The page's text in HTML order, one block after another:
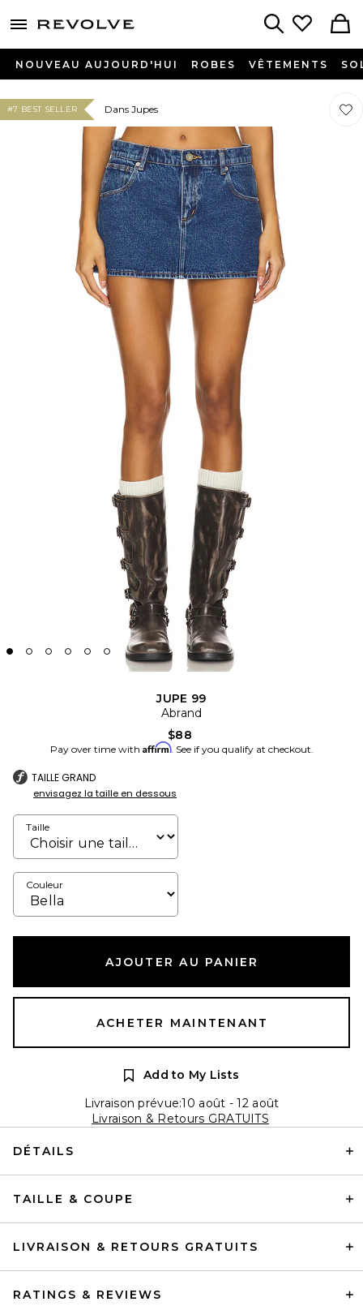
menu - shows more content
NOUVEAU AUJOURD'HUI ROBES VÊTEMENTS
#7 BEST SELLER Dans Jupes
JUPE 99
Abrand
$88
Pay over time with Affirm. See if you qualify at checkout.
TAILLE GRAND
envisagez la taille en dessous
Taille
Couleur
AJOUTER AU PANIER
ACHETER MAINTENANT
Add to My Lists
Livraison prévue:10 août - 12 août
Livraison & Retours GRATUITS
DÉTAILS
TAILLE & COUPE
LIVRAISON & RETOURS GRATUITS
RATINGS & REVIEWS